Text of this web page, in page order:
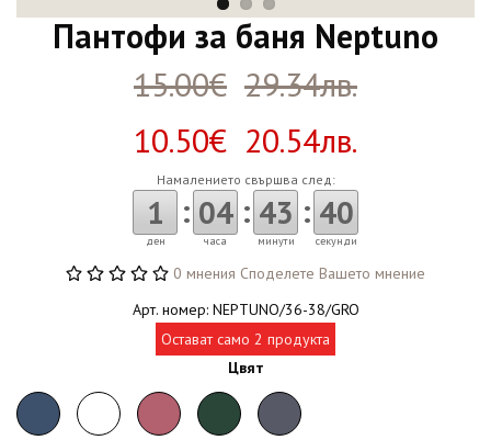
Пантофи за баня Neptuno
15.00€ 29.34лв.
10.50€ 20.54лв.
Намалението свършва след:
1
ден
: 04
часа
: 43
минути
: 40
секунди
0 мнения Споделете Вашето мнение
Арт. номер: NEPTUNO/36-38/GRO
Остават само 2 продукта
Цвят